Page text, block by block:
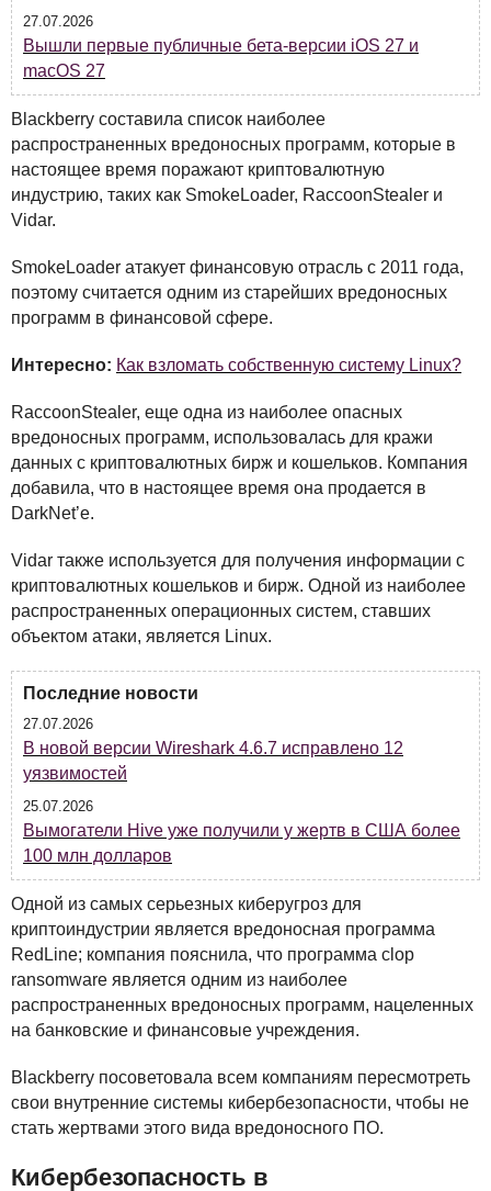
27.07.2026
Вышли первые публичные бета-версии iOS 27 и
macOS 27
Blackberry составила список наиболее
распространенных вредоносных программ, которые в
настоящее время поражают криптовалютную
индустрию, таких как SmokeLoader, RaccoonStealer и
Vidar.
SmokeLoader атакует финансовую отрасль с 2011 года,
поэтому считается одним из старейших вредоносных
программ в финансовой сфере.
Интересно: Как взломать собственную систему Linux?
RaccoonStealer, еще одна из наиболее опасных
вредоносных программ, использовалась для кражи
данных с криптовалютных бирж и кошельков. Компания
добавила, что в настоящее время она продается в
DarkNet’е.
Vidar также используется для получения информации с
криптовалютных кошельков и бирж. Одной из наиболее
распространенных операционных систем, ставших
объектом атаки, является Linux.
Последние новости
27.07.2026
В новой версии Wireshark 4.6.7 исправлено 12
уязвимостей
25.07.2026
Вымогатели Hive уже получили у жертв в США более
100 млн долларов
Одной из самых серьезных киберугроз для
криптоиндустрии является вредоносная программа
RedLine; компания пояснила, что программа clop
ransomware является одним из наиболее
распространенных вредоносных программ, нацеленных
на банковские и финансовые учреждения.
Blackberry посоветовала всем компаниям пересмотреть
свои внутренние системы кибербезопасности, чтобы не
стать жертвами этого вида вредоносного ПО.
Кибербезопасность в